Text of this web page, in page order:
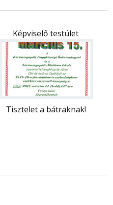
Képviselő testület
Tisztelet a bátraknak!